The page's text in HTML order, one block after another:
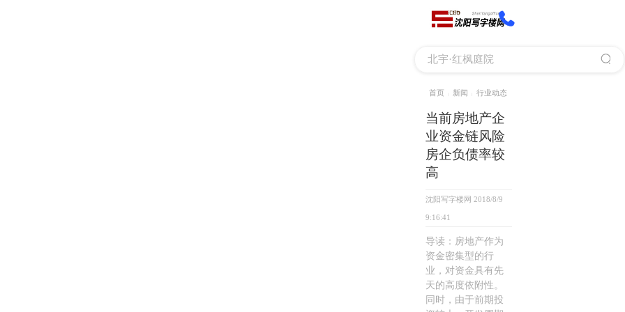
首页 新闻 行业动态
当前房地产企
业资金链风险
房企负债率较
高
沈阳写字楼网 2018/8/9
9:16:41
导读：房地产作为
资金密集型的行
业，对资金具有先
天的高度依附性。
同时，由于前期投